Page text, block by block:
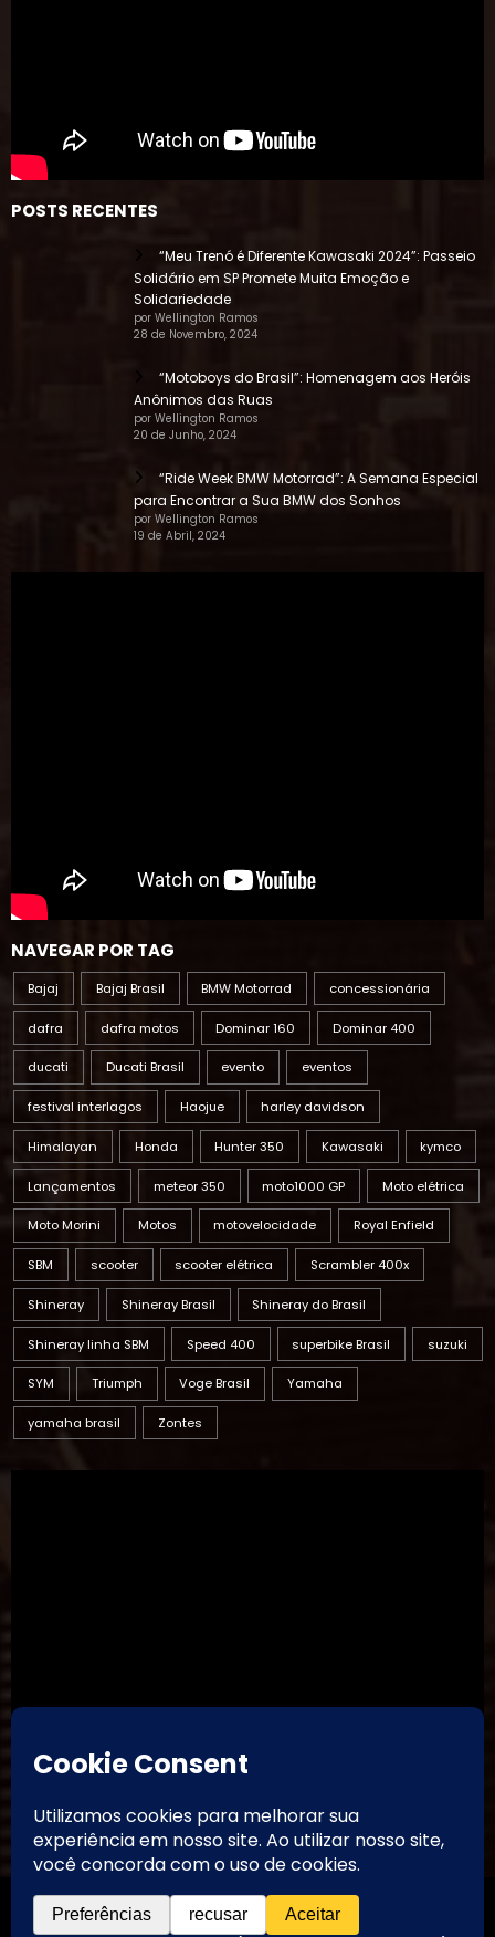
POSTS RECENTES
“Meu Trenó é Diferente Kawasaki 2024”: Passeio
Solidário em SP Promete Muita Emoção e
Solidariedade
por Wellington Ramos
28 de Novembro, 2024
“Motoboys do Brasil”: Homenagem aos Heróis
Anônimos das Ruas
por Wellington Ramos
20 de Junho, 2024
“Ride Week BMW Motorrad”: A Semana Especial
para Encontrar a Sua BMW dos Sonhos
por Wellington Ramos
19 de Abril, 2024
NAVEGAR POR TAG
Bajaj Bajaj Brasil BMW Motorrad concessionária
dafra dafra motos Dominar 160 Dominar 400
ducati Ducati Brasil evento eventos
festival interlagos Haojue harley davidson
Himalayan Honda Hunter 350 Kawasaki kymco
Lançamentos meteor 350 moto1000 GP Moto elétrica
Moto Morini Motos motovelocidade Royal Enfield
SBM scooter scooter elétrica Scrambler 400x
Shineray Shineray Brasil Shineray do Brasil
Shineray linha SBM Speed 400 superbike Brasil suzuki
SYM Triumph Voge Brasil Yamaha
yamaha brasil Zontes
TikTok Threads Youtube
Contato